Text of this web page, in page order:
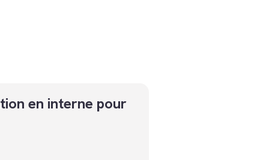
et assurances vie
en interne pour